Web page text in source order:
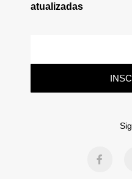
atualizadas
a